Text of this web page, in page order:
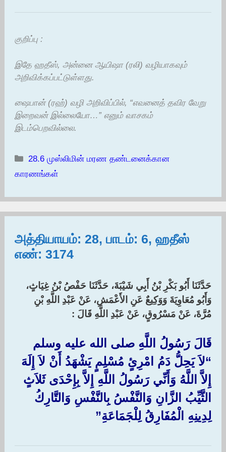
குறிப்பு :
இதே ஹதீஸ், அன்னை ஆயிஷா (ரலி) வழியாகவும்
அறிவிக்கப்பட்டுள்ளது.
ஷைபான் (ரஹ்) வழி அறிவிப்பில், “எவனைத் தவிர வேறு
இறைவன் இல்லையோ…” எனும் வாசகம்
இடம்பெறவில்லை.
Categories
28.6 முஸ்லிமின் மரண தண்டனைக்கான
காரணங்கள்
அத்தியாயம்: 28, பாடம்: 6, ஹதீஸ்
எண்: 3174
حَدَّثَنَا أَبُو بَكْرِ بْنُ أَبِي شَيْبَةَ، حَدَّثَنَا حَفْصُ بْنُ غِيَاثٍ،
وَأَبُو مُعَاوِيَةَ وَوَكِيعٌ عَنِ الأَعْمَشِ، عَنْ عَبْدِ اللَّهِ بْنِ
مُرَّةَ، عَنْ مَسْرُوقٍ، عَنْ عَبْدِ اللَّهِ قَالَ :‏
قَالَ رَسُولُ اللَّهِ صلى الله عليه وسلم ‏
“‏لاَ يَحِلُّ دَمُ امْرِئٍ مُسْلِمٍ يَشْهَدُ أَنْ لاَ إِلَهَ
إِلاَّ اللَّهُ وَأَنِّي رَسُولُ اللَّهِ إِلاَّ بِإِحْدَى ثَلاَثٍ
الثَّيِّبُ الزَّانِ وَالنَّفْسُ بِالنَّفْسِ وَالتَّارِكُ
لِدِينِهِ الْمُفَارِقُ لِلْجَمَاعَةِ‏”‏